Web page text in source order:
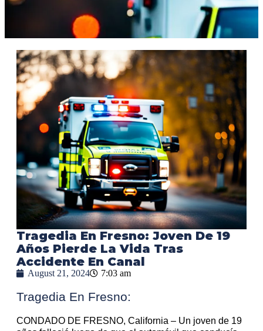
Tragedia En Fresno: Joven De 19
Años Pierde La Vida Tras
Accidente En Canal
August 21, 2024 7:03 am
Tragedia En Fresno:
CONDADO DE FRESNO, California – Un joven de 19